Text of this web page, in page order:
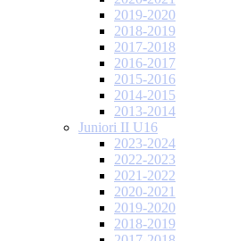
2019-2020
2018-2019
2017-2018
2016-2017
2015-2016
2014-2015
2013-2014
Juniori II U16
2023-2024
2022-2023
2021-2022
2020-2021
2019-2020
2018-2019